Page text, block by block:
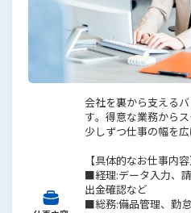
会社を裏から支える
す。得意な業務から
少しずつ仕事の幅を広
【具体的なお仕事内容
■経理:データ入力、
出金確認など
■総務:備品管理、勤